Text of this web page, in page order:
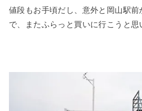
値段もお手頃だし、意外と岡山駅前
で、またふらっと買いに行こうと思